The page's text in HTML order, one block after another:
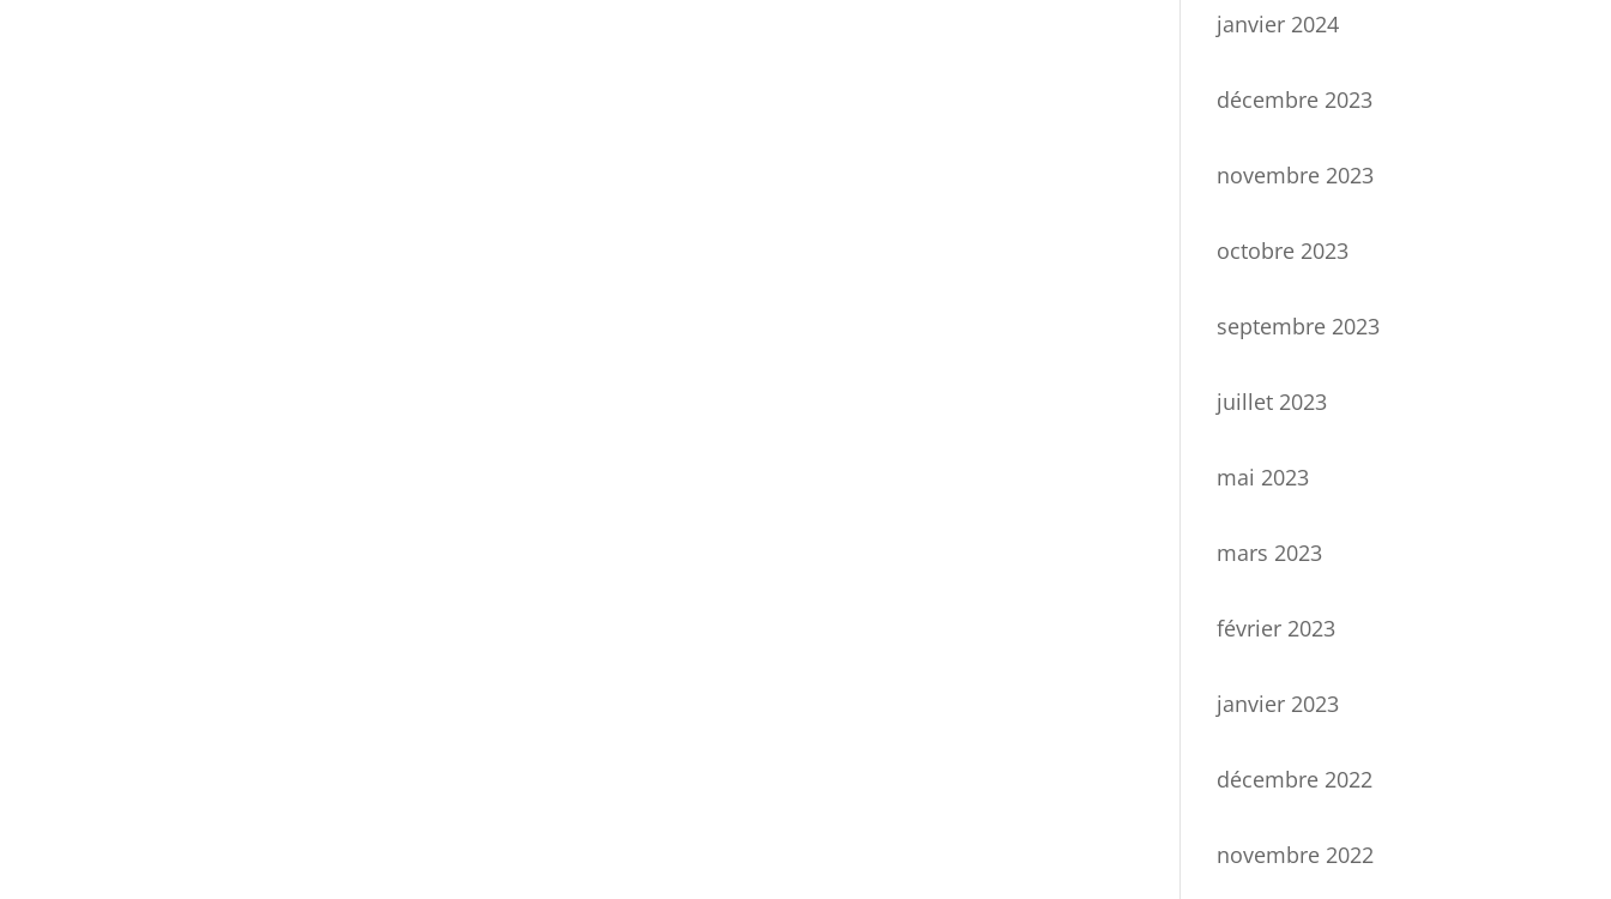
janvier 2024
décembre 2023
novembre 2023
octobre 2023
septembre 2023
juillet 2023
mai 2023
mars 2023
février 2023
janvier 2023
décembre 2022
novembre 2022